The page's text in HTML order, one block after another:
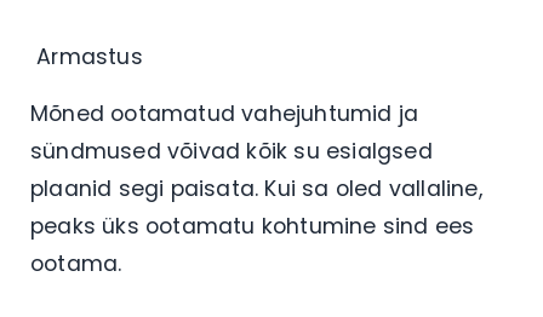
Armastus
Mõned ootamatud vahejuhtumid ja
sündmused võivad kõik su esialgsed
plaanid segi paisata. Kui sa oled vallaline,
peaks üks ootamatu kohtumine sind ees
ootama.